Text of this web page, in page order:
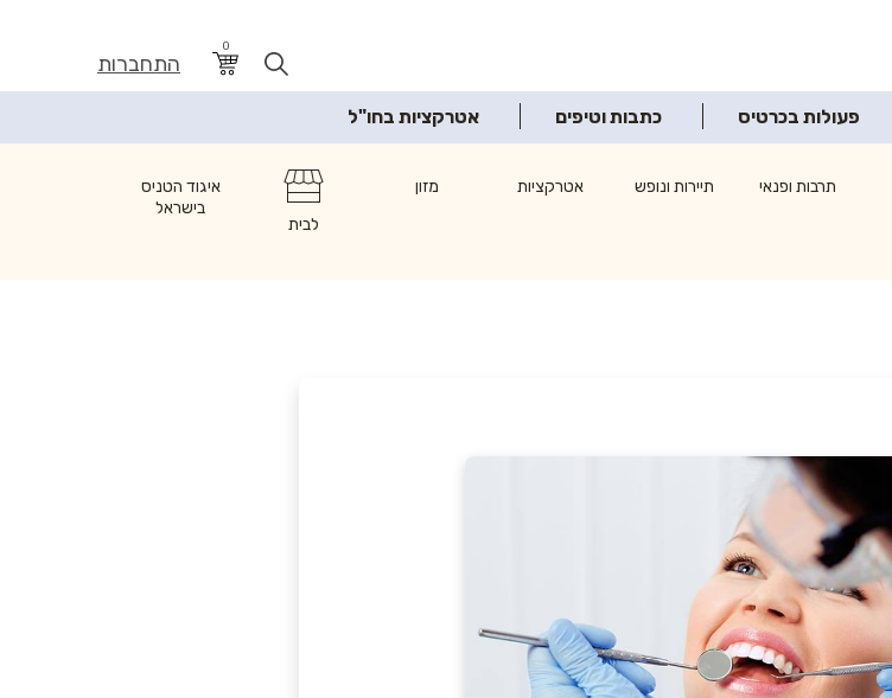
0
התחברות
פעולות בכרטיס כתבות וטיפים אטרקציות בחו"ל
תרבות ופנאי תיירות ונופש אטרקציות
מזון
לבית
איגוד הטניס
בישראל